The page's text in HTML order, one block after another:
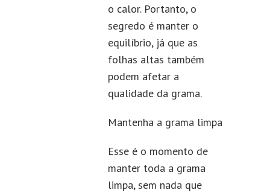
o calor. Portanto, o
segredo é manter o
equilíbrio, já que as
folhas altas também
podem afetar a
qualidade da grama.
Mantenha a grama limpa
Esse é o momento de
manter toda a grama
limpa, sem nada que